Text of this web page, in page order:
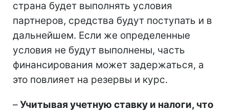
страна будет выполнять условия
партнеров, средства будут поступать и в
дальнейшем. Если же определенные
условия не будут выполнены, часть
финансирования может задержаться, а
это повлияет на резервы и курс.
–Учитывая учетную ставку и налоги, что